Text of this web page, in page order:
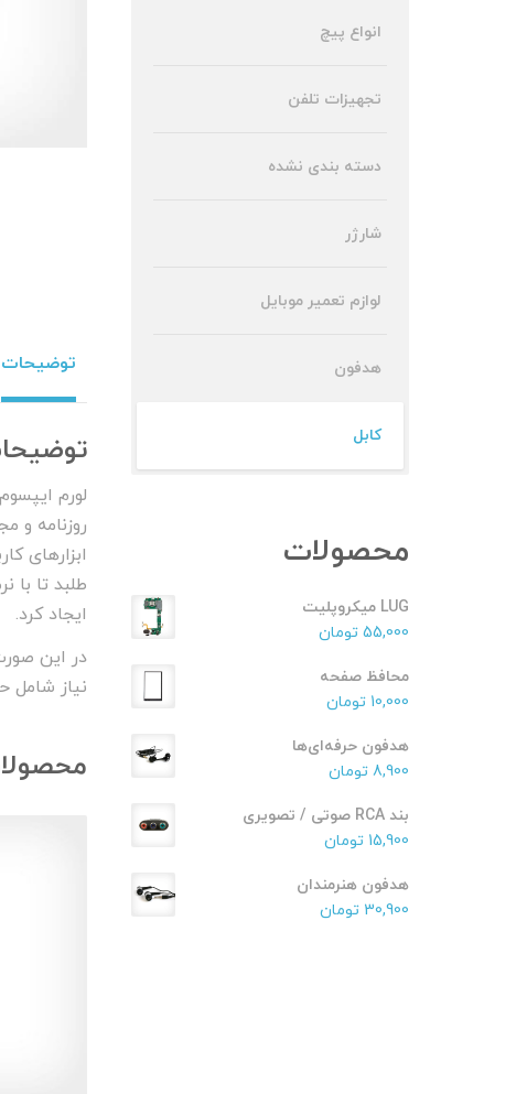
توضیحات
لورم
روزنامه و
ابزارهای
طلبد تا با
ایجاد کرد.
در این
نیاز شامل
انواع پیچ
تجهیزات تلفن
دسته بندی نشده
شارژر
لوازم تعمیر موبایل
هدفون
کابل
محصولات
LUG میکروپلیت
55,000 تومان
محافظ صفحه
10,000 تومان
هدفون حرفه‌ای‌ها
8,900 تومان
بند RCA صوتی / تصویری
15,900 تومان
هدفون هنرمندان
30,900 تومان